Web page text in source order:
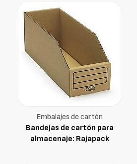
Embalajes de cartón
Bandejas de cartón para
almacenaje: Rajapack